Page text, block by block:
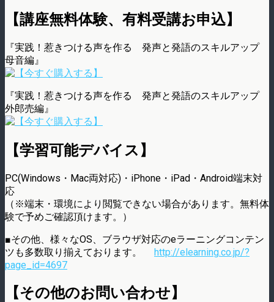
【講座無料体験、有料受講お申込】
『実践！惹きつける声を作る 発声と発語のスキルアップ
母音編』
『実践！惹きつける声を作る 発声と発語のスキルアップ
外郎売編』
【学習可能デバイス】
PC(Windows・Mac両対応)・iPhone・iPad・Android端末対
応
（※端末・環境により閲覧できない場合があります。無料体
験で予めご確認頂けます。）
■その他、様々なOS、ブラウザ対応のeラーニングコンテン
ツも多数取り揃えております。 http://elearning.co.jp/?
page_id=4697
【その他のお問い合わせ】